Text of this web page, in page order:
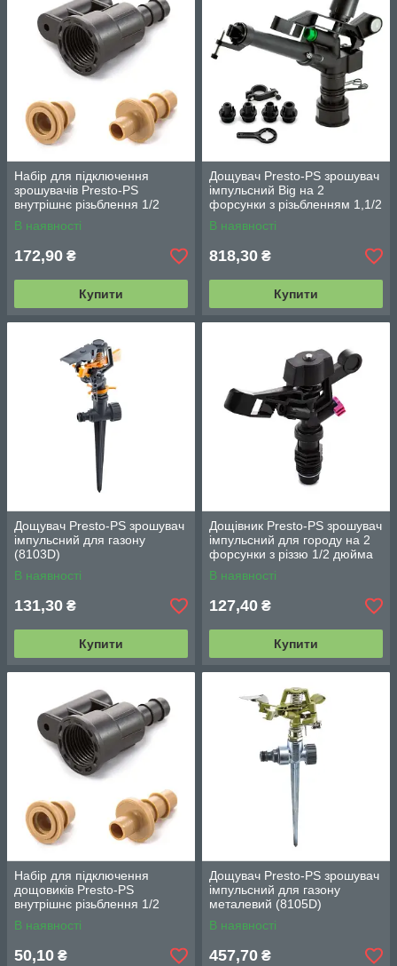
Набір для підключення
зрошувачів Presto-PS
внутрішнє різьблення 1/2
дюйма + шланг 10 мм*2
метри (5197-A)
В наявності
172,90 ₴
Купити
Дощувач Presto-PS зрошувач
імпульсний Big на 2
форсунки з різьбленням 1,1/2
дюйма (6011)
В наявності
818,30 ₴
Купити
Дощувач Presto-PS зрошувач
імпульсний для газону
(8103D)
В наявності
131,30 ₴
Купити
Дощівник Presto-PS зрошувач
імпульсний для городу на 2
форсунки з різзю 1/2 дюйма
(RS 5022-7)
В наявності
127,40 ₴
Купити
Набір для підключення
дощовиків Presto-PS
внутрішнє різьблення 1/2
дюйма (5193)
В наявності
50,10 ₴
Дощувач Presto-PS зрошувач
імпульсний для газону
металевий (8105D)
В наявності
457,70 ₴